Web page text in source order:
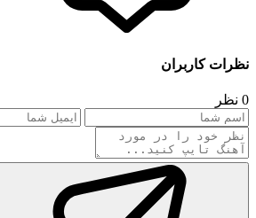
نظرات کاربران
0 نظر